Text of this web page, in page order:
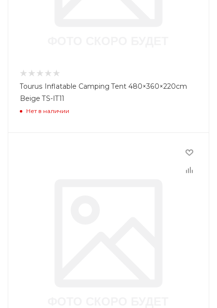
Tourus Inflatable Camping Tent 480×360×220cm
Beige TS-IT11
Нет в наличии